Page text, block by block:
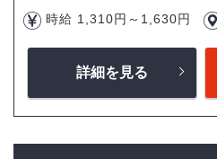
時給 1,310円～1,630円
詳細を見る